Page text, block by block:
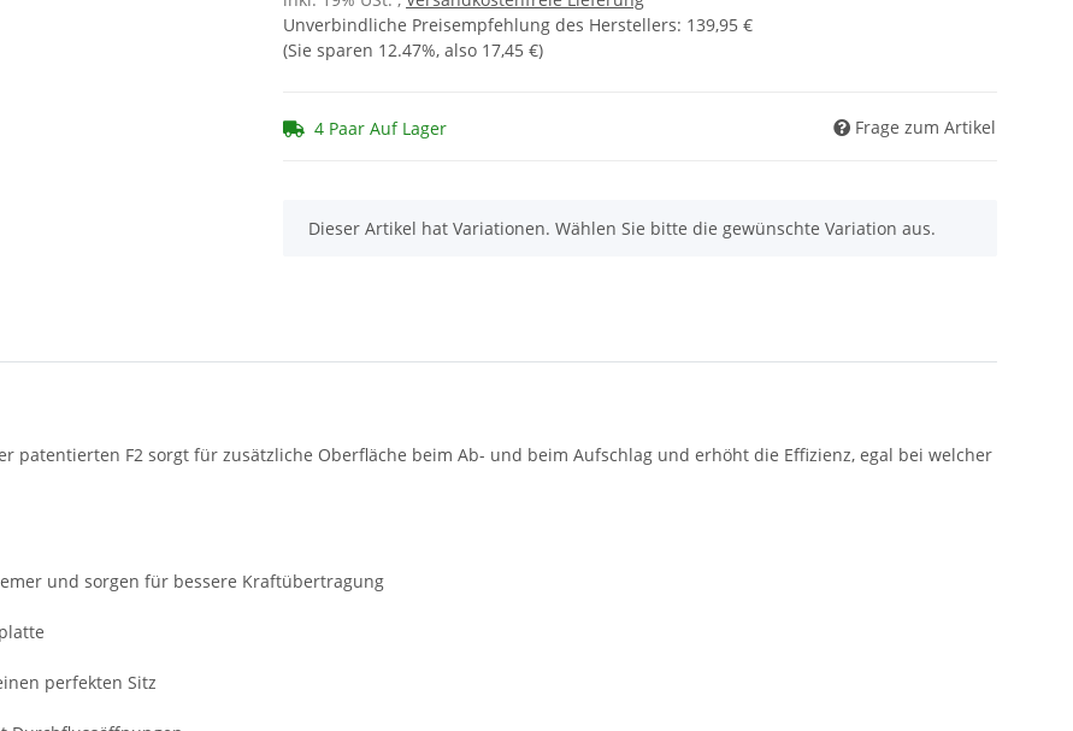
Unverbindliche Preisempfehlung des Herstellers: 139,95 €
(Sie sparen 12.47%, also 17,45 €)
4 Paar Auf Lager Frage zum Artikel
x
Dieser Artikel hat Variationen. Wählen Sie bitte die gewünschte Variation aus.
patentierten F2 sorgt für zusätzliche Oberfläche beim Ab- und beim Aufschlag und erhöht die Effizienz, egal bei welcher
und sorgen für bessere Kraftübertragung
perfekten Sitz